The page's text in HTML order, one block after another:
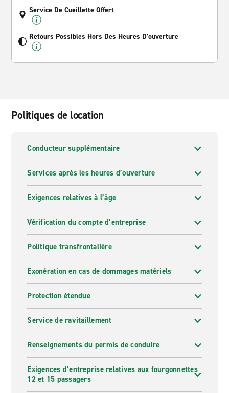
Service De Cueillette Offert
Retours Possibles Hors Des Heures D’ouverture
Politiques de location
Conducteur supplémentaire
Services après les heures d’ouverture
Exigences relatives à l’âge
Vérification du compte d’entreprise
Politique transfrontalière
Exonération en cas de dommages matériels
Protection étendue
Service de ravitaillement
Renseignements du permis de conduire
Exigences d’entreprise relatives aux fourgonnettes
12 et 15 passagers